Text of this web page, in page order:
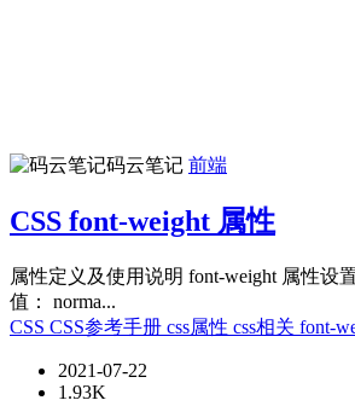
码云笔记 前端
CSS font-weight 属性
属性定义及使用说明 font-weight 属性设
值： norma...
CSS CSS参考手册 css属性 css相关 font-
2021-07-22
1.93K